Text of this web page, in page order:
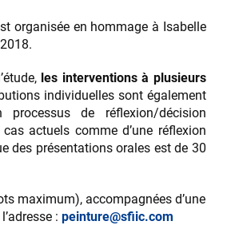
organisée en hommage à Isabelle
les interventions à plusieurs
individuelles sont également
de réflexion/décision
actuels comme d’une réflexion
des présentations orales est de 30
maximum), accompagnées d’une
: peinture@sfiic.com